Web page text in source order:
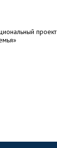
проект